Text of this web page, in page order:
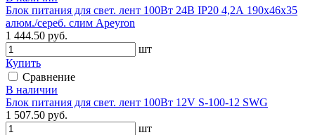
Блок питания для свет. лент 100Вт 24В IP20 4,2А 190х46х35
алюм./сереб. слим Apeyron
1 444.50 руб.
шт
Купить
Сравнение
В наличии
Блок питания для свет. лент 100Вт 12V S-100-12 SWG
1 507.50 руб.
шт